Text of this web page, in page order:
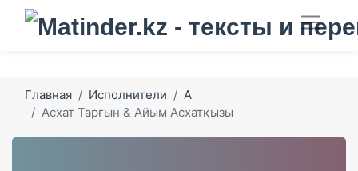
Главная Исполнители
А
Асхат Тарғын & Айым Асхатқызы